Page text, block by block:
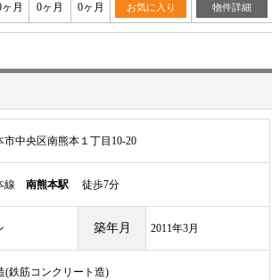
月 0ヶ月 0ヶ月 お気に入り 物件詳細
市中央区南熊本１丁目10-20
線 南熊本駅 徒歩7分
築年月 2011年3月
(鉄筋コンクリート造)